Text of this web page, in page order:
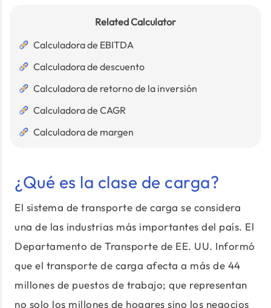
Related Calculator
Calculadora de EBITDA
Calculadora de descuento
Calculadora de retorno de la inversión
Calculadora de CAGR
Calculadora de margen
¿Qué es la clase de carga?
El sistema de transporte de carga se considera
una de las industrias más importantes del país. El
Departamento de Transporte de EE. UU. Informó
que el transporte de carga afecta a más de 44
millones de puestos de trabajo; que representan
no solo los millones de hogares sino los negocios